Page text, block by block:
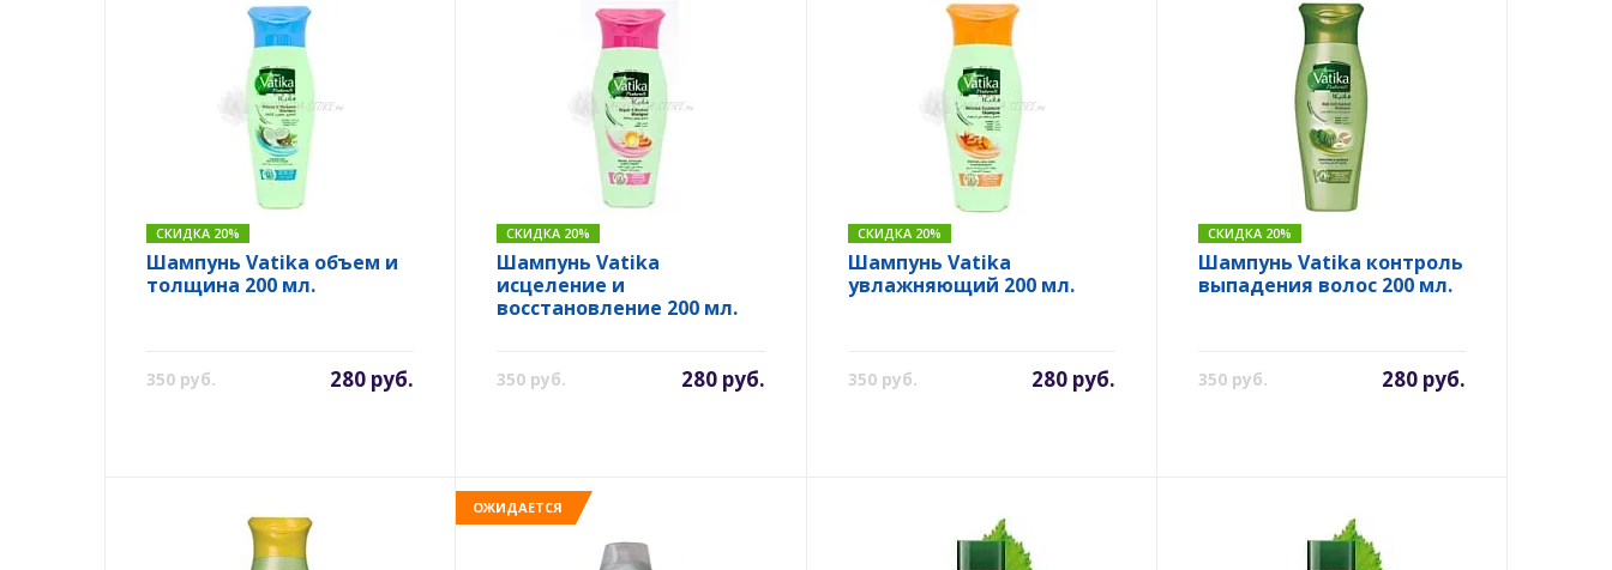
СКИДКА 20%
Шампунь Vatika объем и
толщина 200 мл.
350 руб. 280 руб.
СКИДКА 20%
Шампунь Vatika
исцеление и
восстановление 200 мл.
350 руб. 280 руб.
СКИДКА 20%
Шампунь Vatika
увлажняющий 200 мл.
350 руб. 280 руб.
СКИДКА 20%
Шампунь Vatika контроль
выпадения волос 200 мл.
350 руб. 280 руб.
ОЖИДАЕТСЯ